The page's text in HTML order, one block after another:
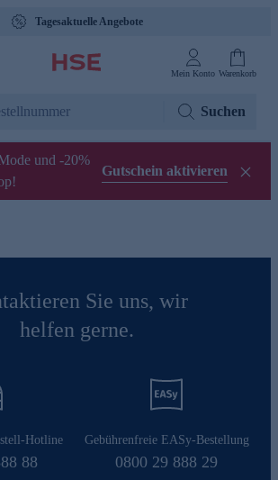
Tagesaktuelle Angebote
Mein Konto Warenkorb
Suchen
und -20%
Gutschein aktivieren
Sie uns, wir
helfen gerne.
Hotline
88
Gebührenfreie EASy-Bestellung
0800 29 888 29